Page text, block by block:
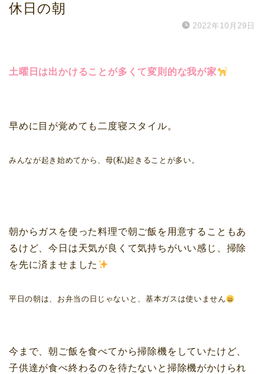
休日の朝
2022年10月29日
土曜日は出かけることが多くて変則的な我が家
早めに目が覚めても二度寝スタイル。
みんなが起き始めてから、母(私)起きることが多い。
朝からガスを使った料理で朝ご飯を用意することもあ
るけど、今日は天気が良くて気持ちがいい感じ、掃除
を先に済ませました
平日の朝は、お弁当の日じゃないと、基本ガスは使いません
今まで、朝ご飯を食べてから掃除機をしていたけど、
子供達が食べ終わるのを待たないと掃除機がかけられ